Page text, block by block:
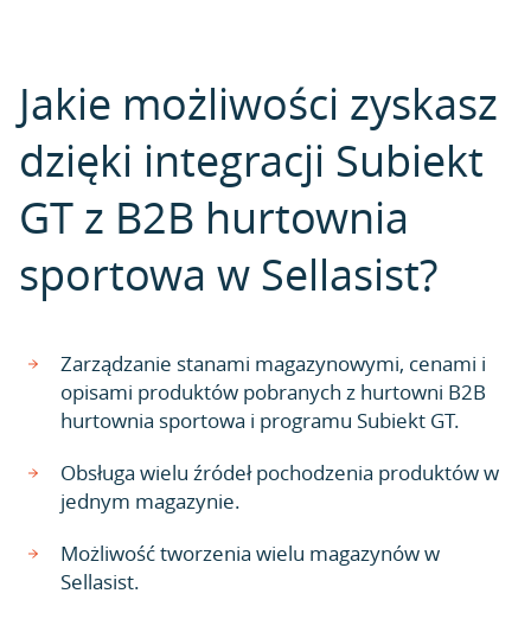
Jakie możliwości zyskasz
dzięki integracji Subiekt
GT z B2B hurtownia
sportowa w Sellasist?
Zarządzanie stanami magazynowymi, cenami i
opisami produktów pobranych z hurtowni B2B
hurtownia sportowa i programu Subiekt GT.
Obsługa wielu źródeł pochodzenia produktów w
jednym magazynie.
Możliwość tworzenia wielu magazynów w
Sellasist.